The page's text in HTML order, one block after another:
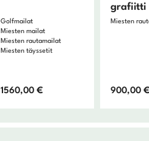
Golfmailat
Miesten mailat
Miesten rautamailat
Miesten täyssetit
1560,00€
grafiitti
Miesten
900,00